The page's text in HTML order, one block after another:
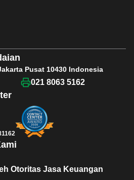
Otoritas Jasa Keuangan
Pusat 10430 Indonesia
021 8063 5162